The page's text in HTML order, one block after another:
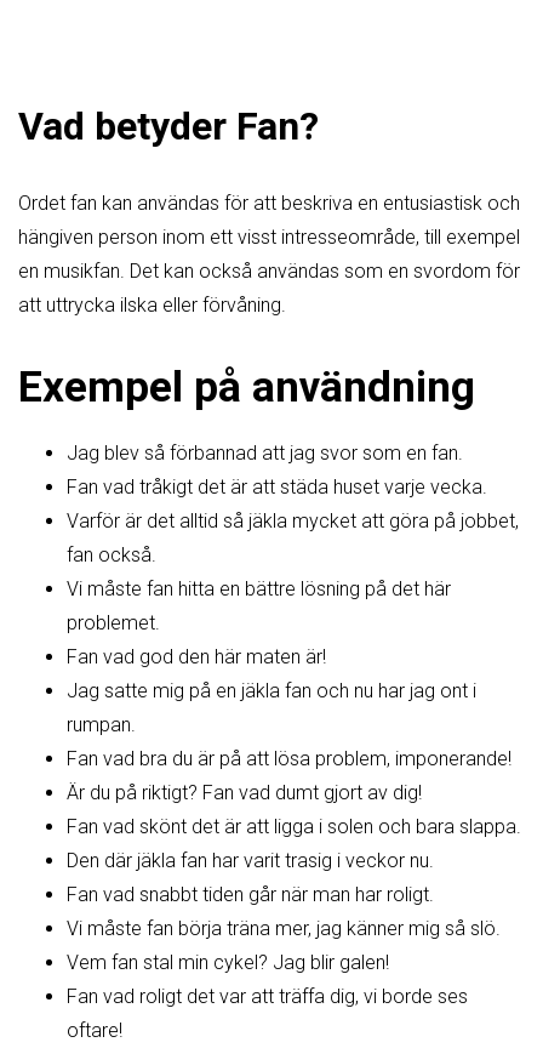
Vad betyder Fan?
Ordet fan kan användas för att beskriva en entusiastisk och
hängiven person inom ett visst intresseområde, till exempel
en musikfan. Det kan också användas som en svordom för
att uttrycka ilska eller förvåning.
Exempel på användning
Jag blev så förbannad att jag svor som en fan.
Fan vad tråkigt det är att städa huset varje vecka.
Varför är det alltid så jäkla mycket att göra på jobbet,
fan också.
Vi måste fan hitta en bättre lösning på det här
problemet.
Fan vad god den här maten är!
Jag satte mig på en jäkla fan och nu har jag ont i
rumpan.
Fan vad bra du är på att lösa problem, imponerande!
Är du på riktigt? Fan vad dumt gjort av dig!
Fan vad skönt det är att ligga i solen och bara slappa.
Den där jäkla fan har varit trasig i veckor nu.
Fan vad snabbt tiden går när man har roligt.
Vi måste fan börja träna mer, jag känner mig så slö.
Vem fan stal min cykel? Jag blir galen!
Fan vad roligt det var att träffa dig, vi borde ses
oftare!